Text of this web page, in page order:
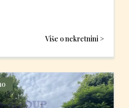
Više o nekretnini >